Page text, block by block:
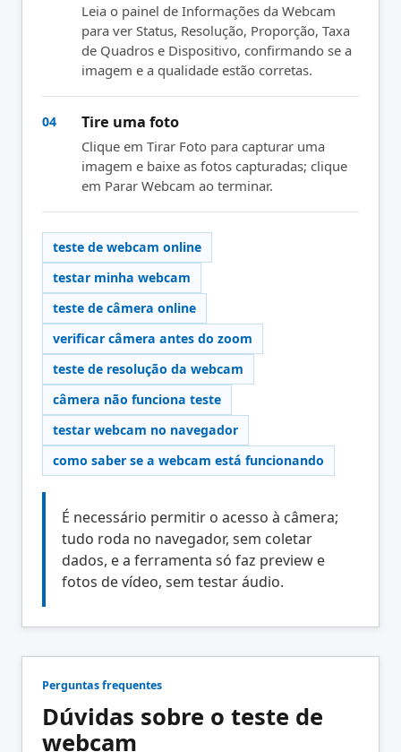
Leia o painel de Informações da Webcam
para ver Status, Resolução, Proporção, Taxa
de Quadros e Dispositivo, confirmando se a
imagem e a qualidade estão corretas.
04 Tire uma foto
Clique em Tirar Foto para capturar uma
imagem e baixe as fotos capturadas; clique
em Parar Webcam ao terminar.
teste de webcam online
testar minha webcam
teste de câmera online
verificar câmera antes do zoom
teste de resolução da webcam
câmera não funciona teste
testar webcam no navegador
como saber se a webcam está funcionando
É necessário permitir o acesso à câmera;
tudo roda no navegador, sem coletar
dados, e a ferramenta só faz preview e
fotos de vídeo, sem testar áudio.
Perguntas frequentes
Dúvidas sobre o teste de
webcam